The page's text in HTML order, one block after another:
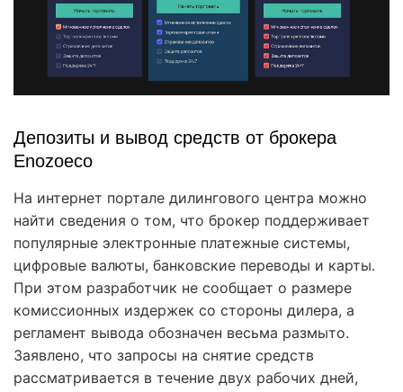
Депозиты и вывод средств от брокера
Enozoeco
На интернет портале дилингового центра можно
найти сведения о том, что брокер поддерживает
популярные электронные платежные системы,
цифровые валюты, банковские переводы и карты.
При этом разработчик не сообщает о размере
комиссионных издержек со стороны дилера, а
регламент вывода обозначен весьма размыто.
Заявлено, что запросы на снятие средств
рассматривается в течение двух рабочих дней,